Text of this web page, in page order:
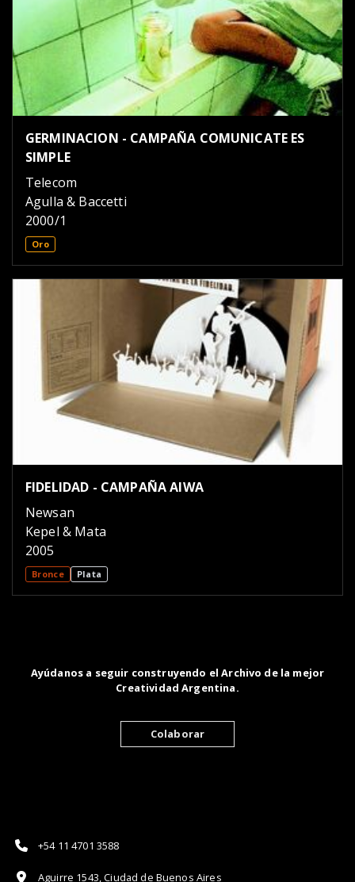
GERMINACION - CAMPAÑA COMUNICATE ES
SIMPLE
Telecom
Agulla & Baccetti
2000/1
Oro
FIDELIDAD - CAMPAÑA AIWA
Newsan
Kepel & Mata
2005
Bronce Plata
Ayúdanos a seguir construyendo el Archivo de la mejor
Creatividad Argentina.
Colaborar
+54 11 4701 3588
Aguirre 1543, Ciudad de Buenos Aires